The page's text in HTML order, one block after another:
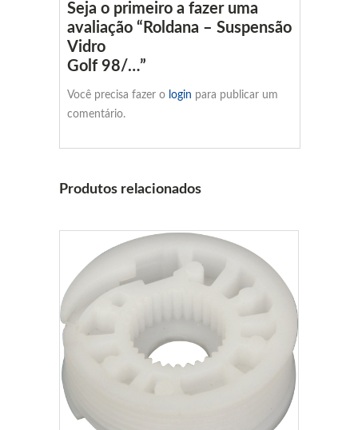
Seja o primeiro a fazer uma
avaliação “Roldana – Suspensão
Vidro
Golf 98/…”
Você precisa fazer o login para publicar um
comentário.
Produtos relacionados